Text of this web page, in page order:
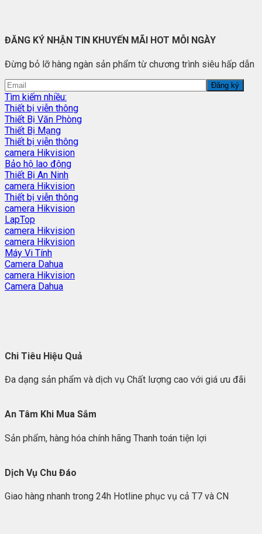
ĐĂNG KÝ NHẬN TIN KHUYẾN MÃI HOT MỖI NGÀY
Đừng bỏ lỡ hàng ngàn sản phẩm từ chương trình siêu hấp dẫn
Tìm kiếm nhiều:
Thiết bị viễn thông
Thiết Bị Văn Phòng
Thiết Bị Mạng
Thiết bị viễn thông
camera Hikvision
Bảo hộ lao động
Thiết Bị An Ninh
camera Hikvision
Thiết bị viễn thông
camera Hikvision
LapTop
camera Hikvision
camera Hikvision
Máy Vi Tính
Camera Dahua
camera Hikvision
Camera Dahua
Chi Tiêu Hiệu Quả
Đa dạng sản phẩm và dịch vụ Chất lượng cao với giá ưu đãi
An Tâm Khi Mua Sắm
Sản phẩm, hàng hóa chính hãng Thanh toán tiện lợi
Dịch Vụ Chu Đáo
Giao hàng nhanh trong 24h Hotline phục vụ cả T7 và CN